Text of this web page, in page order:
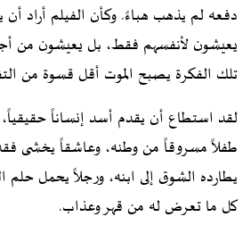
دفعه لم يذهب هباءً. وكأن الفيلم أراد
يعيشون لأنفسهم فقط، بل يعيشون من
تلك الفكرة يصبح الموت أقل قسوة من
لقد استطاع أن يقدم أسد إنساناً حقيقياً،
طفلاً مسروقاً من وطنه، وعاشقاً يخشى
يطارده الشوق إلى ابنه، ورجلاً يحمل حلم
كل ما تعرض له من قهر وعذاب.